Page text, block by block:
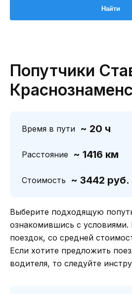
Попутчики
Время в пути ~ 20 ч
Расстояние ~ 1416 км
Стоимость ~ 3442 руб.
Выберите подходящую
ознакомившись с условиями.
поездок, со средней
Если хотите предложить
водителя, то следуйте